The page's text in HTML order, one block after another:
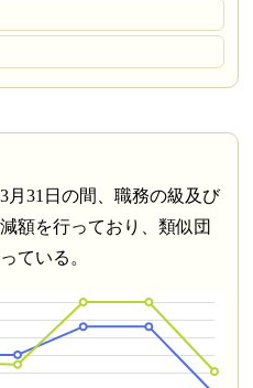
月31日の間、職務の級及び
額を行っており、類似団
ている。